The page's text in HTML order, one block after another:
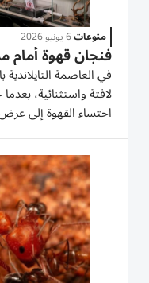
منوعات6 يونيو 2026
فنجان قهوة
في العاصمة
لافتة واستثنائية،
احتساء القهوة إلى
الضيافة بالمشاهدة
زجاجية...